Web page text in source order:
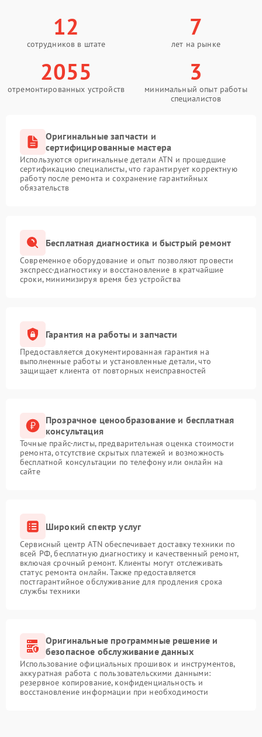
12
сотрудников в штате
7
лет на рынке
2055
отремонтированных устройств
3
минимальный опыт работы
специалистов
Оригинальные запчасти и
сертифицированные мастера
Используются оригинальные детали ATN и прошедшие
сертификацию специалисты, что гарантирует корректную
работу после ремонта и сохранение гарантийных
обязательств
Бесплатная диагностика и быстрый ремонт
Современное оборудование и опыт позволяют провести
экспресс-диагностику и восстановление в кратчайшие
сроки, минимизируя время без устройства
Гарантия на работы и запчасти
Предоставляется документированная гарантия на
выполненные работы и установленные детали, что
защищает клиента от повторных неисправностей
Прозрачное ценообразование и бесплатная
консультация
Точные прайс-листы, предварительная оценка стоимости
ремонта, отсутствие скрытых платежей и возможность
бесплатной консультации по телефону или онлайн на
сайте
Широкий спектр услуг
Сервисный центр ATN обеспечивает доставку техники по
всей РФ, бесплатную диагностику и качественный ремонт,
включая срочный ремонт. Клиенты могут отслеживать
статус ремонта онлайн. Также предоставляется
постгарантийное обслуживание для продления срока
службы техники
Оригинальные программные решение и
безопасное обслуживание данных
Использование официальных прошивок и инструментов,
аккуратная работа с пользовательскими данными:
резервное копирование, конфиденциальность и
восстановление информации при необходимости